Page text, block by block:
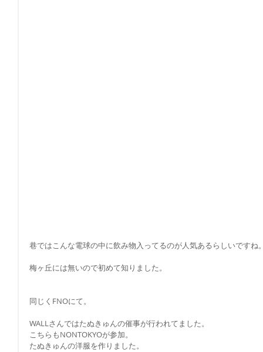
巷ではこんな電球の中に飲み物入ってるのが人気あるらしいですね
梅ヶ丘には無いので初めて知りました。
同じくFNOにて。
WALLさんではたぬきゅんの催事が行われてました。
こちらもNONTOKYOが参加。
たぬきゅんの洋服を作りました。